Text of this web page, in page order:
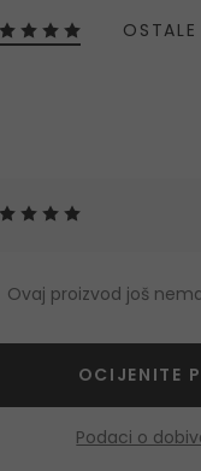
Ovaj proizvod još
OCIJENITE
Podaci o